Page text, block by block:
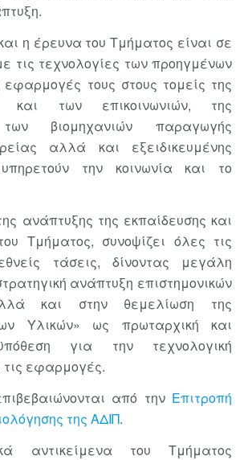
η έρευνα του Τμήματος είναι σε
τις τεχνολογίες των προηγμένων
εφαρμογές τους στους τομείς της
και των επικοινωνιών, της
των βιομηχανιών παραγωγής
αλλά και εξειδικευμένης
την κοινωνία και το
ανάπτυξης της εκπαίδευσης και
Τμήματος, συνοψίζει όλες τις
τάσεις, δίνοντας μεγάλη
ανάπτυξη επιστημονικών
και στην θεμελίωση της
Υλικών» ως πρωταρχική και
για την τεχνολογική
τις εφαρμογές.
από την Επιτροπή
της ΑΔΙΠ.
αντικείμενα του Τμήματος